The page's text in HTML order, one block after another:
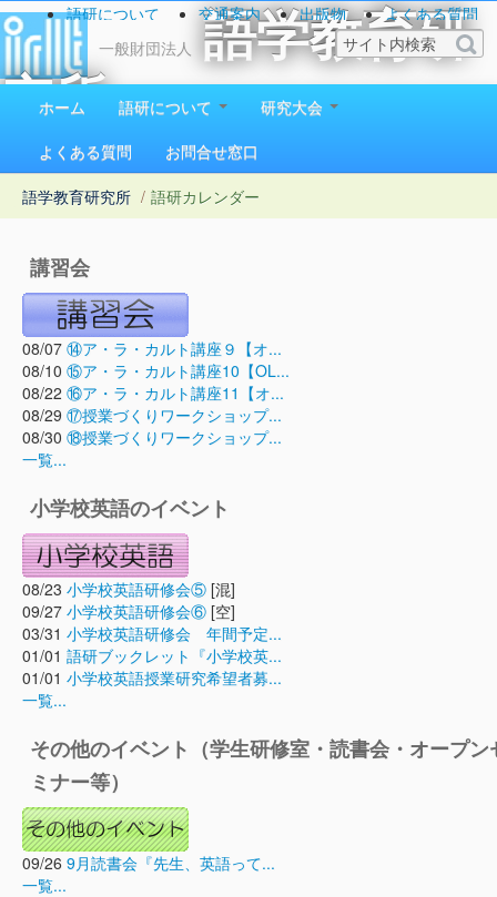
一般財団法人
語学教育研
究所
1923（大正12）年創立
語研について 交通案内 出版物
よくある質問
お問い合わせ
ホーム 語研について
研究大会
よくある質問
お問合せ窓口
語学教育研究所 / 語研カレンダー
講習会
08/07 ⑭ア・ラ・カルト講座９【オ...
08/10 ⑮ア・ラ・カルト講座10【OL...
08/22 ⑯ア・ラ・カルト講座11【オ...
08/29 ⑰授業づくりワークショップ...
08/30 ⑱授業づくりワークショップ...
一覧...
小学校英語のイベント
08/23 小学校英語研修会⑤ [混]
09/27 小学校英語研修会⑥ [空]
03/31 小学校英語研修会 年間予定...
01/01 語研ブックレット『小学校英...
01/01 小学校英語授業研究希望者募...
一覧...
その他のイベント（学生研修室・読書会・オープン
ミナー等）
09/26 9月読書会『先生、英語って...
一覧...